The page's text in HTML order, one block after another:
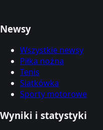
Newsy
Wszystkie newsy
Piłka nożna
Tenis
Siatkówka
Sporty motorowe
Wyniki i statystyki